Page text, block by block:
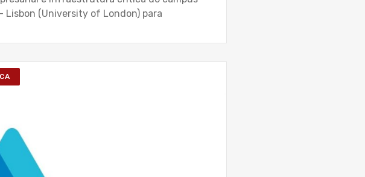
Lisbon (University of London) para